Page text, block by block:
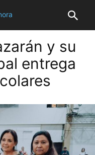
y su
entrega